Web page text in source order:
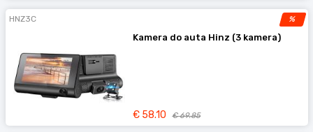
%
HNZ3C
Kamera do auta Hinz (3 kamera)
€ 58.10 € 69.85